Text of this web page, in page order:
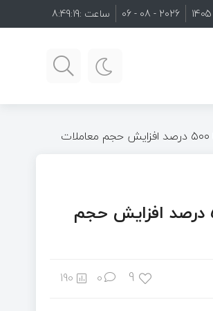
2026 - 08 - 06 ساعت :8:49:20
کدام ارز دیجیتال مستعد پامپ است؟ تحلیل ارزی با ۵۰۰ درصد افزایش حجم
9
0
190